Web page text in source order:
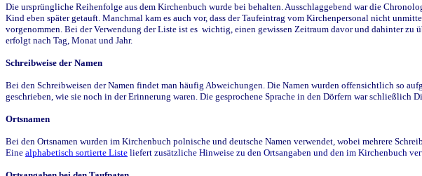
Die ursprüngliche Reihenfolge aus dem Kirchenbuch wurde bei behalten. Ausschlaggebend war die
Kind eben später getauft. Manchmal kam es auch vor, dass der Taufeintrag vom Kirchenpersonal nicht
vorgenommen. Bei der Verwendung der Liste ist es wichtig, einen gewissen Zeitraum davor und dahinter
erfolgt nach Tag, Monat und Jahr.
Schreibweise der Namen
Bei den Schreibweisen der Namen findet man häufig Abweichungen. Die Namen wurden offensichtlich so
geschrieben, wie sie noch in der Erinnerung waren. Die gesprochene Sprache in den Dörfern war
Ortsnamen
Bei den Ortsnamen wurden im Kirchenbuch polnische und deutsche Namen verwendet, wobei mehrere
Eine alphabetisch sortierte Liste liefert zusätzliche Hinweise zu den Ortsangaben und den im Kirchenbuch